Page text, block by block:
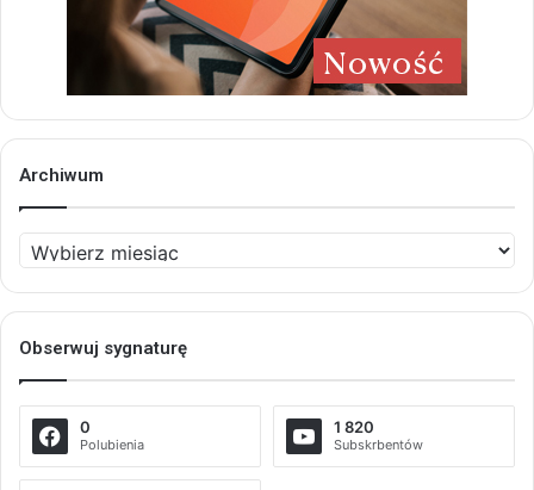
Archiwum
Archiwum
Obserwuj sygnaturę
0
Polubienia
1 820
Subskrbentów